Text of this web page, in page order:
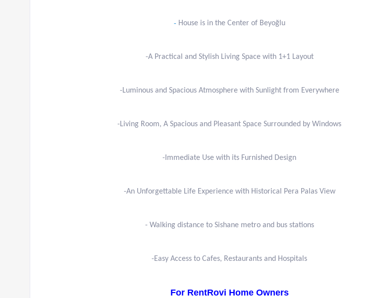
- House is in the Center of Beyoğlu
-A Practical and Stylish Living Space with 1+1 Layout
-Luminous and Spacious Atmosphere with Sunlight from Everywhere
-Living Room, A Spacious and Pleasant Space Surrounded by Windows
-Immediate Use with its Furnished Design
-An Unforgettable Life Experience with Historical Pera Palas View
- Walking distance to Sishane metro and bus stations
-Easy Access to Cafes, Restaurants and Hospitals
For RentRovi Home Owners